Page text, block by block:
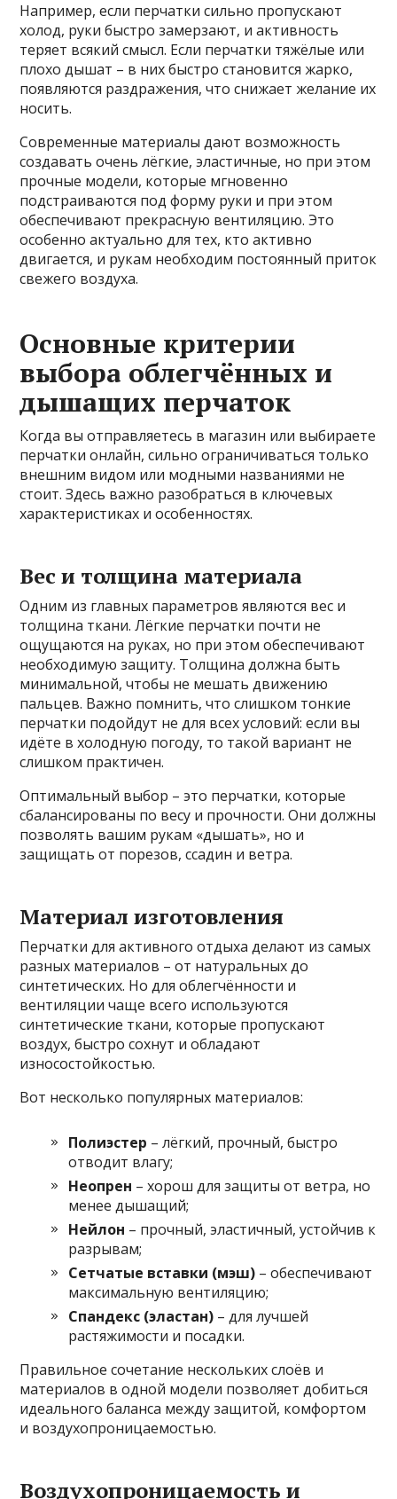
Например, если перчатки сильно пропускают
холод, руки быстро замерзают, и активность
теряет всякий смысл. Если перчатки тяжёлые или
плохо дышат – в них быстро становится жарко,
появляются раздражения, что снижает желание их
носить.
Современные материалы дают возможность
создавать очень лёгкие, эластичные, но при этом
прочные модели, которые мгновенно
подстраиваются под форму руки и при этом
обеспечивают прекрасную вентиляцию. Это
особенно актуально для тех, кто активно
двигается, и рукам необходим постоянный приток
свежего воздуха.
Основные критерии
выбора облегчённых и
дышащих перчаток
Когда вы отправляетесь в магазин или выбираете
перчатки онлайн, сильно ограничиваться только
внешним видом или модными названиями не
стоит. Здесь важно разобраться в ключевых
характеристиках и особенностях.
Вес и толщина материала
Одним из главных параметров являются вес и
толщина ткани. Лёгкие перчатки почти не
ощущаются на руках, но при этом обеспечивают
необходимую защиту. Толщина должна быть
минимальной, чтобы не мешать движению
пальцев. Важно помнить, что слишком тонкие
перчатки подойдут не для всех условий: если вы
идёте в холодную погоду, то такой вариант не
слишком практичен.
Оптимальный выбор – это перчатки, которые
сбалансированы по весу и прочности. Они должны
позволять вашим рукам «дышать», но и
защищать от порезов, ссадин и ветра.
Материал изготовления
Перчатки для активного отдыха делают из самых
разных материалов – от натуральных до
синтетических. Но для облегчённости и
вентиляции чаще всего используются
синтетические ткани, которые пропускают
воздух, быстро сохнут и обладают
износостойкостью.
Вот несколько популярных материалов:
Полиэстер – лёгкий, прочный, быстро
отводит влагу;
Неопрен – хорош для защиты от ветра, но
менее дышащий;
Нейлон – прочный, эластичный, устойчив к
разрывам;
Сетчатые вставки (мэш) – обеспечивают
максимальную вентиляцию;
Спандекс (эластан) – для лучшей
растяжимости и посадки.
Правильное сочетание нескольких слоёв и
материалов в одной модели позволяет добиться
идеального баланса между защитой, комфортом
и воздухопроницаемостью.
Воздухопроницаемость и